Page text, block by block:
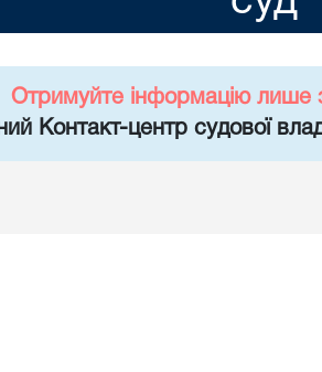
Отримуйте інформацію лише
Контакт-центр судової